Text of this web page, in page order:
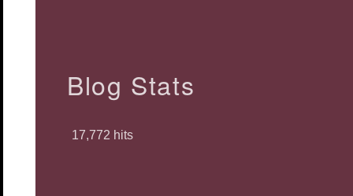
Blog Stats
17,772 hits